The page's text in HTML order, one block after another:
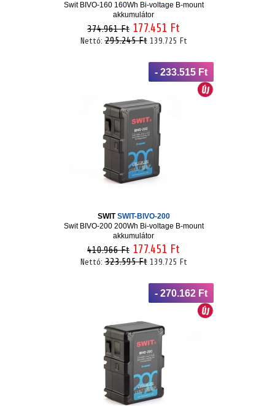
Swit BIVO-160 160Wh Bi-voltage B-mount
akkumulátor
374.961 Ft 177.451 Ft
Nettó:295.245 Ft 139.725 Ft
- 233.515 Ft
SWITSWIT-BIVO-200
Swit BIVO-200 200Wh Bi-voltage B-mount
akkumulátor
410.966 Ft 177.451 Ft
Nettó:323.595 Ft 139.725 Ft
- 270.162 Ft